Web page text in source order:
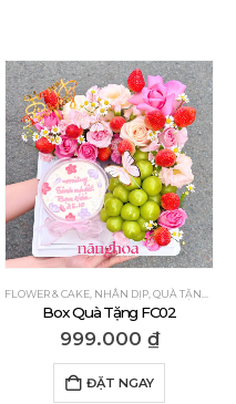
QUÀ TẶNG CHÚC MỪNG, QUÀ TẶNG
FLOWER & CAKE NHÂN DỊP QUÀ TẶNG CẢM ƠN
Box Quà Tặng FC02
999.000 ₫
ĐẶT NGAY